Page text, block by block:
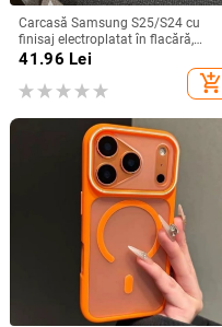
Carcasă Samsung S25/S24 cu
finisaj electroplatat în flacără,
design decupat, compatibilă cu
41.96 Lei
add_shopping_cart